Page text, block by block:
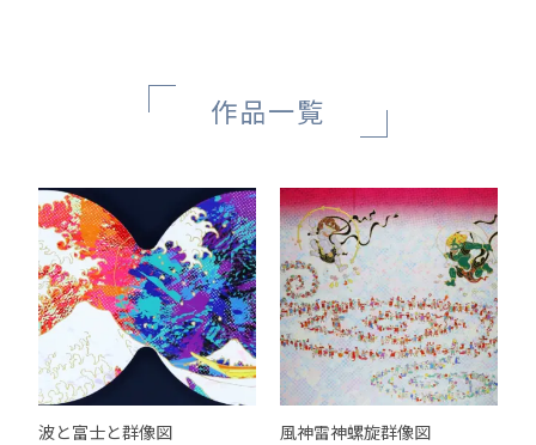
作品一覧
波と富士と群像図 風神雷神螺旋群像図